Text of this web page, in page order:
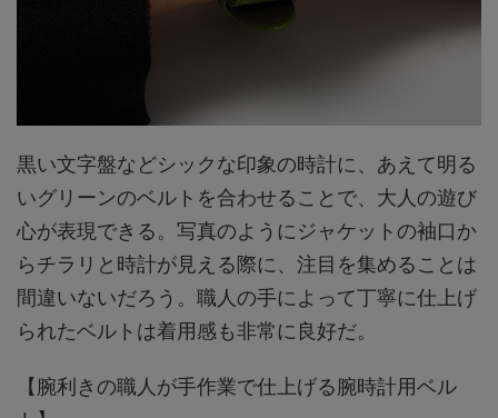
黒い文字盤などシックな印象の時計に、あえて明る
いグリーンのベルトを合わせることで、大人の遊び
心が表現できる。写真のようにジャケットの袖口か
らチラリと時計が見える際に、注目を集めることは
間違いないだろう。職人の手によって丁寧に仕上げ
られたベルトは着用感も非常に良好だ。
【腕利きの職人が手作業で仕上げる腕時計用ベル